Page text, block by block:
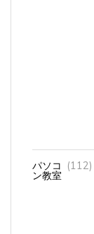
パソコ (112)